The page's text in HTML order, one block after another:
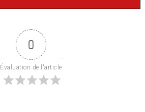
0
Évaluation de l'article